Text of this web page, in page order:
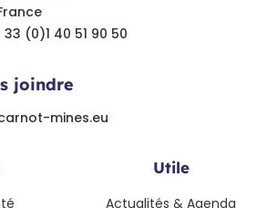
joindre
mines.eu
(0)1 40 51 90 50
Utile
Actualités & Agenda